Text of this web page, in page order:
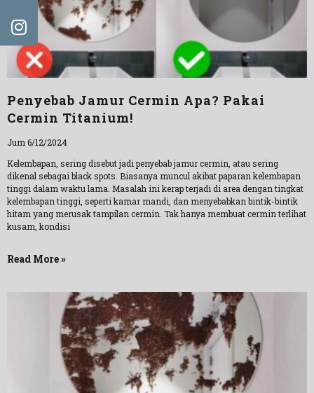
Penyebab Jamur Cermin Apa? Pakai
Cermin Titanium!
Jum 6/12/2024
Kelembapan, sering disebut jadi penyebab jamur cermin, atau sering
dikenal sebagai black spots. Biasanya muncul akibat paparan kelembapan
tinggi dalam waktu lama. Masalah ini kerap terjadi di area dengan tingkat
kelembapan tinggi, seperti kamar mandi, dan menyebabkan bintik-bintik
hitam yang merusak tampilan cermin. Tak hanya membuat cermin terlihat
kusam, kondisi
Read More »